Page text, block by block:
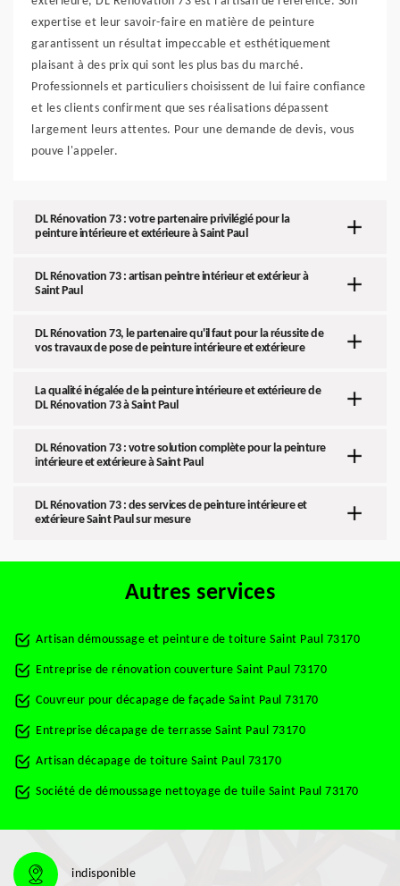
expertise et leur savoir-faire en matière de peinture
garantissent un résultat impeccable et esthétiquement
plaisant à des prix qui sont les plus bas du marché.
Professionnels et particuliers choisissent de lui faire confiance
et les clients confirment que ses réalisations dépassent
largement leurs attentes. Pour une demande de devis, vous
pouve l'appeler.
DL Rénovation 73 : votre partenaire privilégié pour la
peinture intérieure et extérieure à Saint Paul
DL Rénovation 73 : artisan peintre intérieur et extérieur à
Saint Paul
DL Rénovation 73, le partenaire qu'il faut pour la réussite de
vos travaux de pose de peinture intérieure et extérieure
La qualité inégalée de la peinture intérieure et extérieure de
DL Rénovation 73 à Saint Paul
DL Rénovation 73 : votre solution complète pour la peinture
intérieure et extérieure à Saint Paul
DL Rénovation 73 : des services de peinture intérieure et
extérieure Saint Paul sur mesure
Autres services
Artisan démoussage et peinture de toiture Saint Paul 73170
Entreprise de rénovation couverture Saint Paul 73170
Couvreur pour décapage de façade Saint Paul 73170
Entreprise décapage de terrasse Saint Paul 73170
Artisan décapage de toiture Saint Paul 73170
Société de démoussage nettoyage de tuile Saint Paul 73170
indisponible